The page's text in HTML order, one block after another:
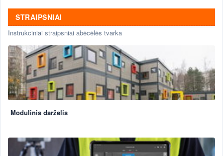
STRAIPSNIAI
Instrukciniai straipsniai abėcėlės tvarka
Modulinis darželis